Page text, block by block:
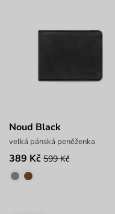
Noud Black
velká pánská peněženka
389 Kč 599 Kč